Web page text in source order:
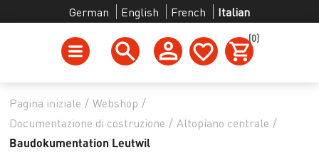
German English French Italian
(0)
Pagina iniziale / Webshop /
Documentazione di costruzione / Altopiano centrale /
Baudokumentation Leutwil